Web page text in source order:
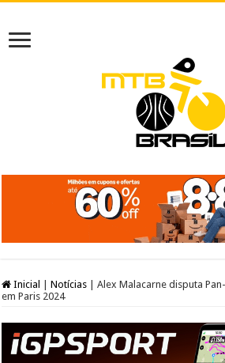
Inicial Notícias
Alex Malacarne disputa
em Paris 2024